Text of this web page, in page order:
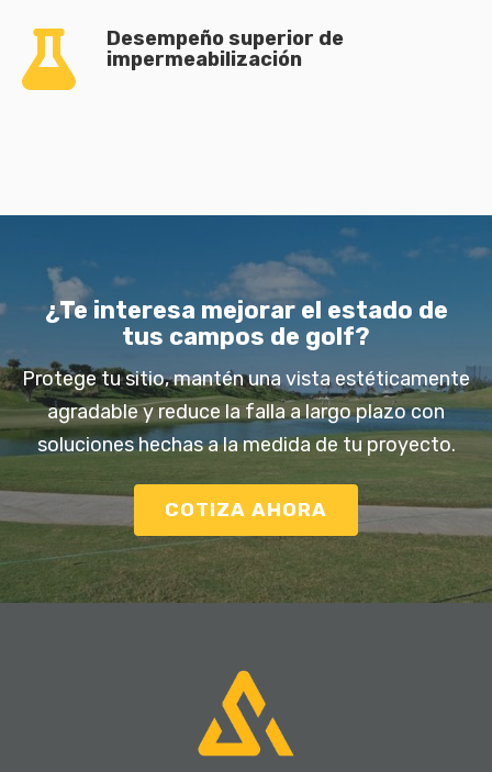
Desempeño superior de
impermeabilización
¿Te interesa mejorar el estado de
tus campos de golf?
Protege tu sitio, mantén una vista estéticamente
agradable y reduce la falla a largo plazo con
soluciones hechas a la medida de tu proyecto.
COTIZA AHORA